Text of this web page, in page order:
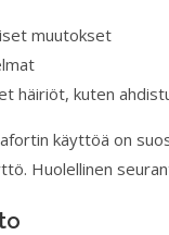
muutokset
häiriöt, kuten
käyttöä on
Huolellinen